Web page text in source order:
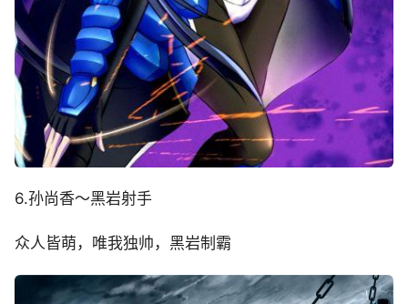
6.孙尚香～黑岩射手
众人皆萌，唯我独帅，黑岩制霸